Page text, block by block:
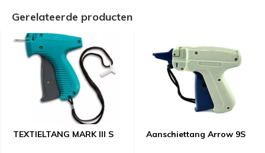
Gerelateerde producten
TEXTIELTANG MARK III S Aanschiettang Arrow 9S